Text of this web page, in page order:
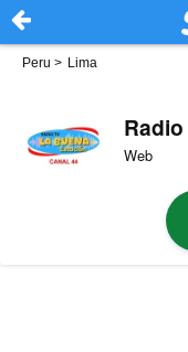
Peru > Lima
Web